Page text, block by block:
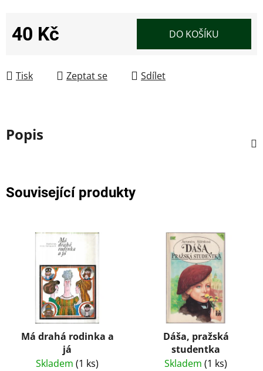
40 Kč DO KOŠÍKU
Tisk Zeptat se Sdílet
Popis
Související produkty
Má drahá rodinka a
já
Skladem (1 ks)
Dáša, pražská
studentka
Skladem (1 ks)